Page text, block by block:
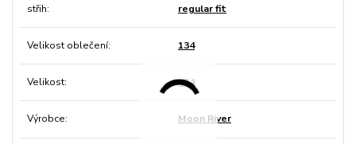
střih regular fit
Velikost oblečení 134
Velikost 134
Výrobce Moon River